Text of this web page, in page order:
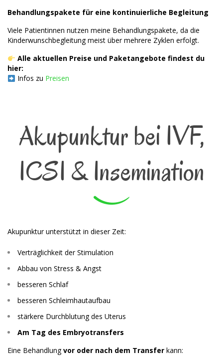
Behandlungspakete für eine kontinuierliche Begleitung
Viele Patientinnen nutzen meine Behandlungspakete, da die
Kinderwunschbegleitung meist über mehrere Zyklen erfolgt.
Alle aktuellen Preise und Paketangebote findest du
hier:
Infos zu Preisen
Akupunktur bei IVF,
ICSI & Insemination
Akupunktur unterstützt in dieser Zeit:
Verträglichkeit der Stimulation
Abbau von Stress & Angst
besseren Schlaf
besseren Schleimhautaufbau
stärkere Durchblutung des Uterus
Am Tag des Embryotransfers
Eine Behandlungvor oder nach dem Transfer kann: